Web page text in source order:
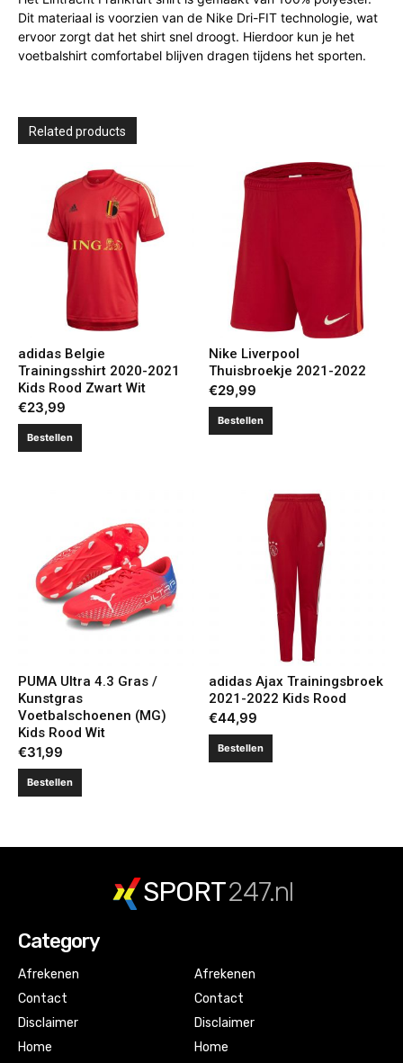
Dit materiaal is voorzien van de Nike Dri-FIT technologie, wat
ervoor zorgt dat het shirt snel droogt. Hierdoor kun je het
voetbalshirt comfortabel blijven dragen tijdens het sporten.
Related products
adidas Belgie
Trainingsshirt 2020-2021
Kids Rood Zwart Wit
€23,99
Bestellen
Nike Liverpool
Thuisbroekje 2021-2022
€29,99
Bestellen
PUMA Ultra 4.3 Gras /
Kunstgras
Voetbalschoenen (MG)
Kids Rood Wit
€31,99
Bestellen
adidas Ajax Trainingsbroek
2021-2022 Kids Rood
€44,99
Bestellen
SPORT247.nl
Category
Afrekenen
Contact
Disclaimer
Home
Afrekenen
Contact
Disclaimer
Home